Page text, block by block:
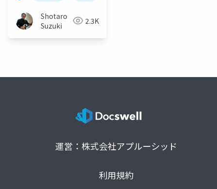
Shotaro
Suzuki
2.3K
運営：株式会社アプルーシッド
利用規約